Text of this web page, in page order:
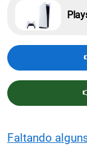
Faltando